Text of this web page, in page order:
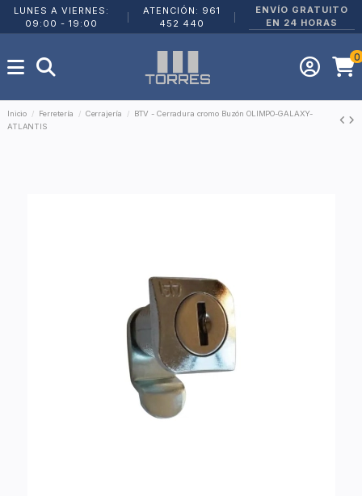
LUNES A VIERNES:
09:00 - 19:00
ATENCIÓN: 961
452 440
ENVÍO GRATUITO
EN 24 HORAS
0
Inicio Ferretería Cerrajería
BTV - Cerradura cromo Buzón OLIMPO-GALAXY-
ATLANTIS